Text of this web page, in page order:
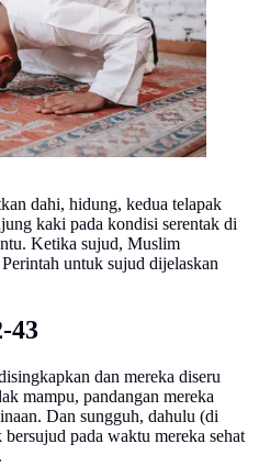
dahi, hidung, kedua telapak
kaki pada kondisi serentak di
Ketika sujud, Muslim
untuk sujud dijelaskan
43
dan mereka diseru
mampu, pandangan mereka
Dan sungguh, dahulu (di
pada waktu mereka sehat